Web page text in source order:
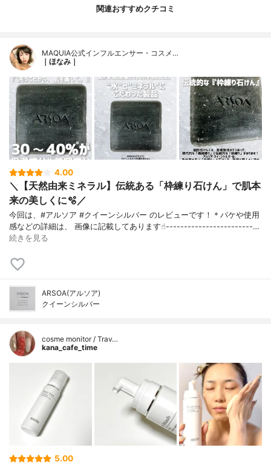
関連おすすめクチコミ
MAQUIA公式インフルエンサー・コスメ…
｜ほなみ｜
4.00
＼【天然由来ミネラル】伝統ある「枠練り石けん」で肌本
来の美しくに🫧／
今回は、#アルソア #クイーンシルバー のレビューです！＊パケや使用
感などの詳細は、 画像に記載してあります☝︎------------------------…
続きを見る
ARSOA(アルソア)
クイーンシルバー
cosme monitor / Trav…
kana_cafe_time
5.00